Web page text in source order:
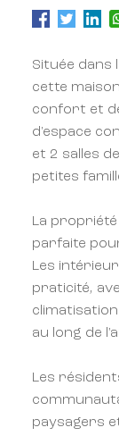
Située dans
cette
confort et
d'espace
et 2 salles
petites
La
parfaite
Les
praticité,
au long de
Les
paysagers